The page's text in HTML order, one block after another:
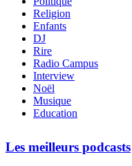
Religion
Enfants
DJ
Rire
Radio Campus
Interview
Noël
Musique
Education
Les meilleurs podcasts